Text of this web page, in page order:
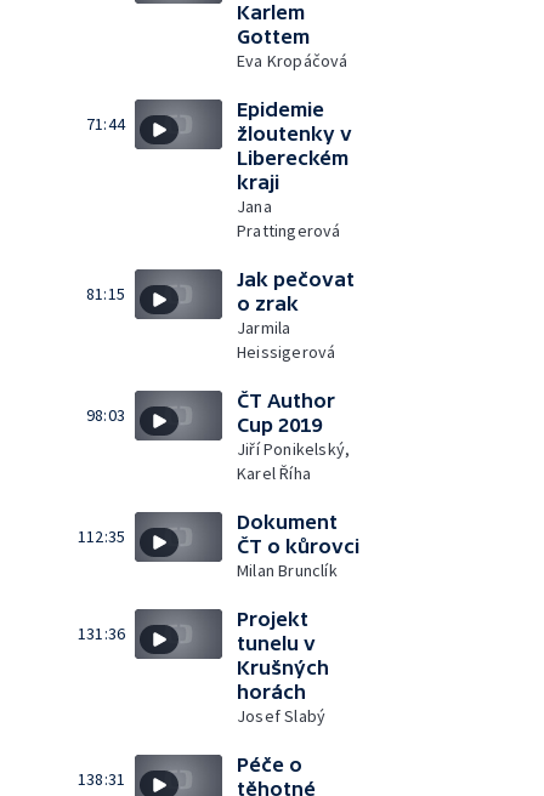
Karlem
Gottem
Eva Kropáčová
71:44
Epidemie
žloutenky v
Libereckém
kraji
Jana
Prattingerová
81:15
Jak pečovat
o zrak
Jarmila
Heissigerová
98:03
ČT Author
Cup 2019
Jiří Ponikelský,
Karel Říha
112:35
Dokument
ČT o kůrovci
Milan Brunclík
131:36
Projekt
tunelu v
Krušných
horách
Josef Slabý
138:31
Péče o
těhotné